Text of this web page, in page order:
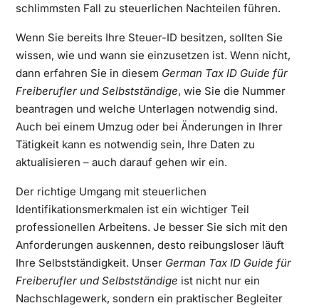
schlimmsten Fall zu steuerlichen Nachteilen führen.
Wenn Sie bereits Ihre Steuer-ID besitzen, sollten Sie
wissen, wie und wann sie einzusetzen ist. Wenn nicht,
dann erfahren Sie in diesem German Tax ID Guide für
Freiberufler und Selbstständige, wie Sie die Nummer
beantragen und welche Unterlagen notwendig sind.
Auch bei einem Umzug oder bei Änderungen in Ihrer
Tätigkeit kann es notwendig sein, Ihre Daten zu
aktualisieren – auch darauf gehen wir ein.
Der richtige Umgang mit steuerlichen
Identifikationsmerkmalen ist ein wichtiger Teil
professionellen Arbeitens. Je besser Sie sich mit den
Anforderungen auskennen, desto reibungsloser läuft
Ihre Selbstständigkeit. Unser German Tax ID Guide für
Freiberufler und Selbstständige ist nicht nur ein
Nachschlagewerk, sondern ein praktischer Begleiter